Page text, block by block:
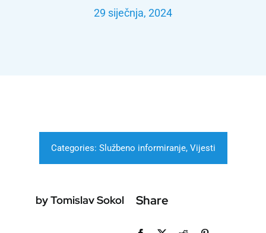
29 siječnja, 2024
Categories: Službeno informiranje, Vijesti
by Tomislav Sokol Share